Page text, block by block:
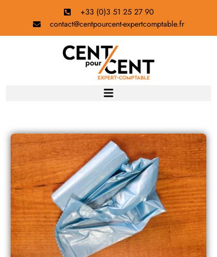
+33 (0)3 51 25 27 90
contact@centpourcent-expertcomptable.fr